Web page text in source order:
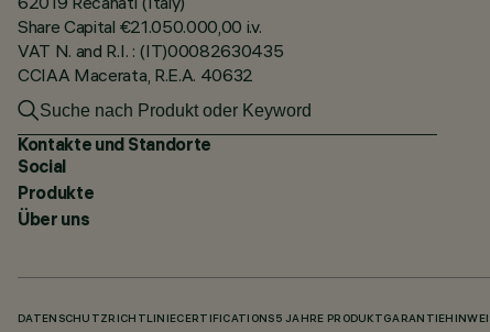
Share Capital €21.050.000,00 i.v.
VAT N. and R.I. : (IT)00082630435
CCIAA Macerata, R.E.A. 40632
Kontakte und Standorte
Social
Produkte
Über uns
DATENSCHUTZRICHTLINIECERTIFICATIONS 5 JAHRE PRODUKTGARANTIE